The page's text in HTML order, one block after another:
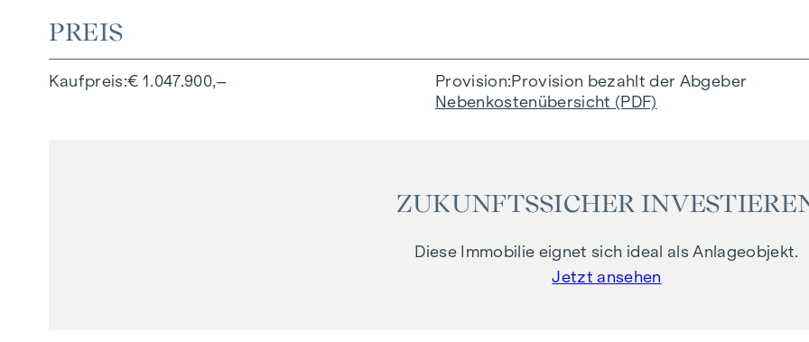
PREIS
Kaufpreis € 1.047.900,– Provision Provision bezahlt der Abgeber
Nebenkostenübersicht (PDF)
ZUKUNFTSSICHER
Diese Immobilie eignet sich ideal als Anlageobjekt.
Jetzt ansehen